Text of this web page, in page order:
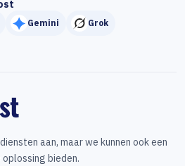
Gemini Grok
aan, maar we kunnen ook een
bieden.